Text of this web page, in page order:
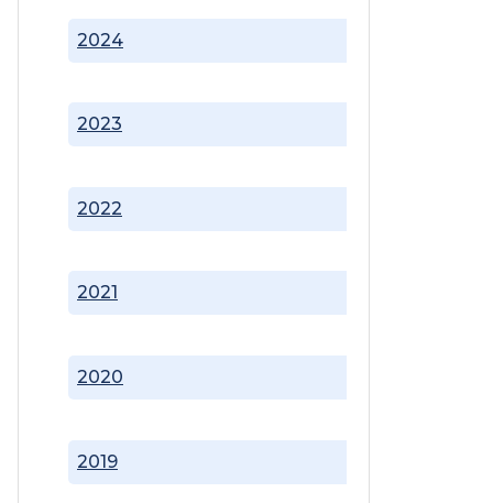
2019
2020
2021
2022
2023
2024